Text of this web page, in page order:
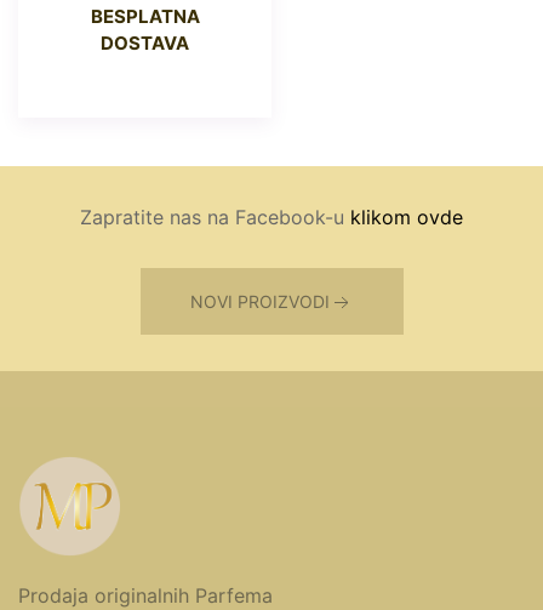
BESPLATNA
DOSTAVA
Zapratite nas na Facebook-u klikom ovde
NOVI PROIZVODI
Prodaja originalnih Parfema